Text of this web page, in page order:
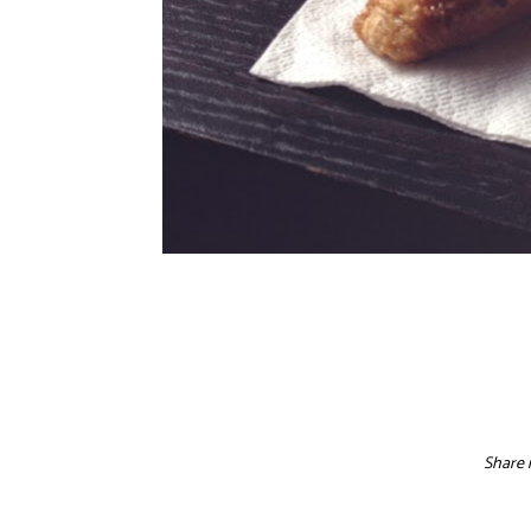
Share